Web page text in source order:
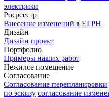
электрики
Росреестр
Внесение изменений в ЕГРН
Дизайн
Дизайн-проект
Портфолио
Примеры наших работ
Нежилое помещение
Согласование
Согласование перепланировки
по эскизу согласование